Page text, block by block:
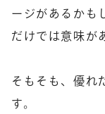
ージがあるかも
だけでは意味が
そもそも、優れ
す。